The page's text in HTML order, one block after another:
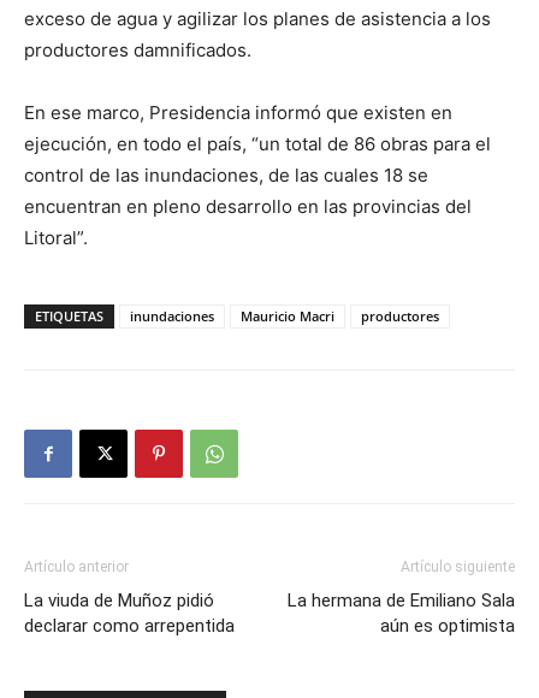
exceso de agua y agilizar los planes de asistencia a los
productores damnificados.
En ese marco, Presidencia informó que existen en
ejecución, en todo el país, “un total de 86 obras para el
control de las inundaciones, de las cuales 18 se
encuentran en pleno desarrollo en las provincias del
Litoral”.
ETIQUETAS inundaciones Mauricio Macri productores
Artículo anterior
La viuda de Muñoz pidió
declarar como arrepentida
Artículo siguiente
La hermana de Emiliano Sala
aún es optimista